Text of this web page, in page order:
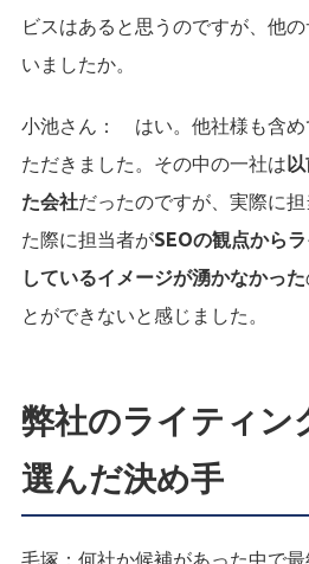
ビスはあると思うのですが、他
いましたか。
小池さん：
はい。他社様も含め
ただきました。その中の一社は
た会社だったのですが、実際に
た際に担当者がSEOの観点から
しているイメージが湧かなかった
とができないと感じました。
弊社のライティン
選んだ決め手
毛塚： 何社か候補があった中で最